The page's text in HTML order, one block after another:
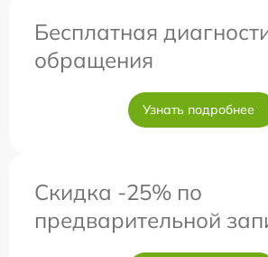
Бесплатная
обращения
Узнать подробнее
Скидка -25% по
предварительной